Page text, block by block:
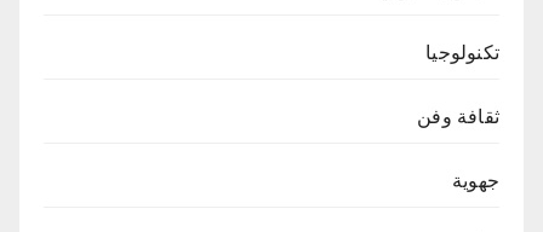
تكنولوجيا
ثقافة وفن
جهوية